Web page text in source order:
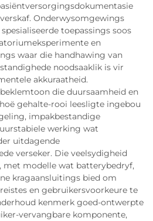
Onderwysomgewings
toepassings soos
en
waar die handhawing van
noodsaaklik is vir
akkuraatheid.
die duursaamheid en
gehalte-rooi leesligte ingebou
impakbestandige
werking wat
uitdagende
verseker. Die veelsydigheid
met modelle wat batterybedryf,
kragaansluitings bied om
en gebruikersvoorkeure te
kenmerk goed-ontwerpte
vervangbare komponente,